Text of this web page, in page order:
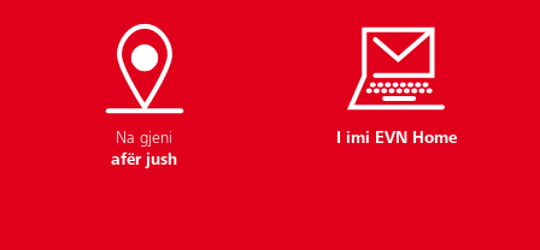
Na gjeni
afër jush
I imi EVN Home